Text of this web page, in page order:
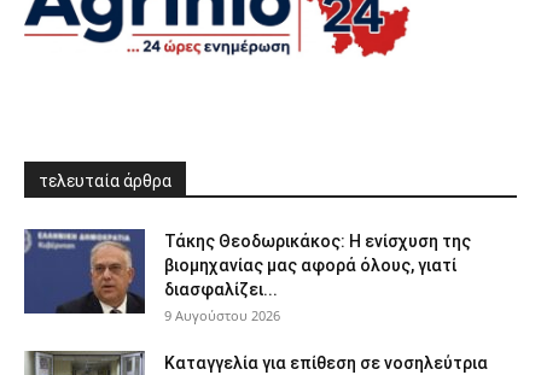
τελευταία άρθρα
Τάκης Θεοδωρικάκος: Η ενίσχυση της
βιομηχανίας μας αφορά όλους, γιατί
διασφαλίζει...
9 Αυγούστου 2026
Καταγγελία για επίθεση σε νοσηλεύτρια